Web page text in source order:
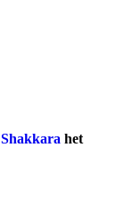
Shakkara het